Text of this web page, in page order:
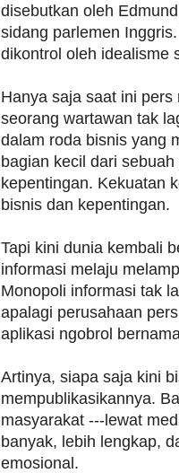
disebutkan oleh
sidang parlemen
dikontrol oleh idealisme
Hanya saja saat ini
seorang wartawan tak
dalam roda bisnis yang
bagian kecil dari
kepentingan. Kekuatan
bisnis dan kepentingan.
Tapi kini dunia kembali
informasi melaju
Monopoli informasi tak
apalagi perusahaan
aplikasi ngobrol
Artinya, siapa saja kini
mempublikasikannya.
masyarakat ---lewat
banyak, lebih lengkap,
emosional.